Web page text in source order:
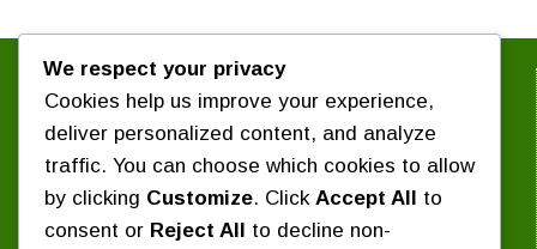
সংগঠন সম্পর্কে জানুন :
৪ দফা কর্মসূচি
প্রশ্নোত্তর
নির্বাচিত সংবাদ
প্রেস বিজ্ঞপ্তি / বিবৃতি
We respect your privacy
Cookies help us improve your experience,
deliver personalized content, and analyze
traffic. You can choose which cookies to allow
by clicking Customize. Click Accept All to
consent or Reject All to decline non-